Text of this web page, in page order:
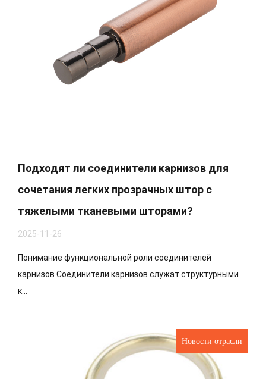
Подходят ли соединители карнизов для
сочетания легких прозрачных штор с
тяжелыми тканевыми шторами?
2025-11-26
Понимание функциональной роли соединителей
карнизов Соединители карнизов служат структурными
к...
Новости отрасли